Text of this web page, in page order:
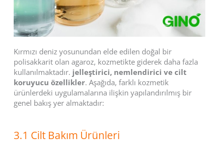
Kırmızı deniz yosunundan elde edilen doğal bir
polisakkarit olan agaroz, kozmetikte giderek daha fazla
kullanılmaktadır. jelleştirici, nemlendirici ve cilt
koruyucu özellikler. Aşağıda, farklı kozmetik
ürünlerdeki uygulamalarına ilişkin yapılandırılmış bir
genel bakış yer almaktadır:
3.1 Cilt Bakım Ürünleri